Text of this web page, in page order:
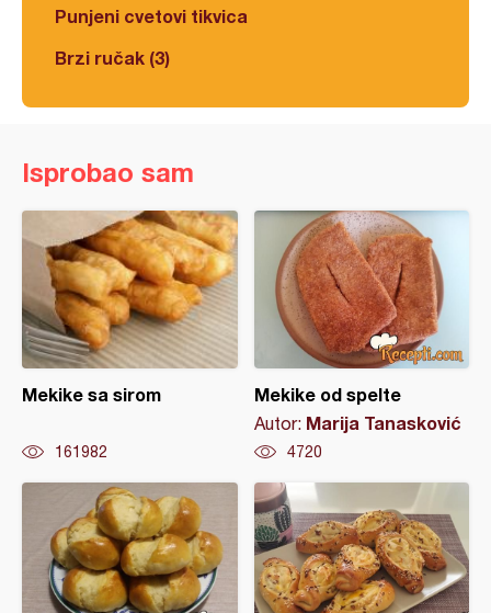
Punjeni cvetovi tikvica
Brzi ručak (3)
Isprobao sam
Mekike sa sirom
161982
Mekike od spelte
Autor: Marija Tanasković
4720